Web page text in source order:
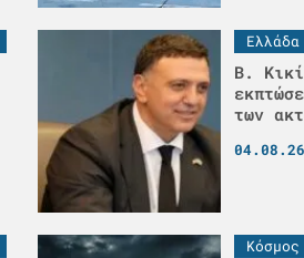
Ελλάδα
Β.
των
04.08.26
Κόσμος